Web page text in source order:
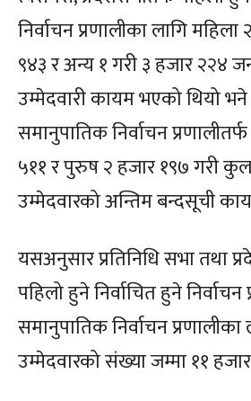
निर्वाचन प्रणालीका लागि
९४३ र अन्य १ गरी ३ हजार २२४
उम्मेदवारी कायम भएको थियो
समानुपातिक निर्वाचन
५११ र पुरुष २ हजार १९७ गरी
उम्मेदवारको अन्तिम बन्दसूची
यसअनुसार प्रतिनिधि सभा तथा
पहिलो हुने निर्वाचित हुने निर्वाचन
समानुपातिक निर्वाचन
उम्मेदवारको संख्या जम्मा ११